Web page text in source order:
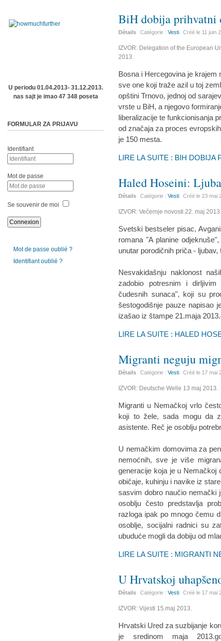
BiH dobija prihvatni
Détails Catégorie :Vesti Créé le 11 juin
IZVOR: Delegation of the European
2013.
Bosna i Hercegovina je krajem
sve one koji traže azil u toj
opštini Trnovo, jednoj od
vrste u BiH, a njegovo
liberalizacije te funkcionisanja
od značaja za proces
je 150 mesta.
LIRE LA SUITE : BIH DOBIJA
Haled Hoseini:
Détails Catégorie :Vesti Créé le23 mai
IZVOR: Večernje novosti 22. maj
Svetski bestseler pisac,
romana "A planine
unutar porodičnih priča -
Nesvakidašnju naklonost
zadobio potresnim i
čudesnih sunaca", koji su
šestogodišnje pauze napisao
izašao iz štampe 21.maja
LIRE LA SUITE : HALED
Migranti neguju
Détails Catégorie :Vesti Créé le 17 mai
IZVOR: Deutsche Welle 13 maj 2013.
Migranti u Nemačkoj vrlo
koji to žele, sada mogu da
asistente. Reč je osoblju
U nemačkim domovima za
nemoćnih, sve je više
generacije koja je u Nemačkoj
običaje, kuhinju i navike iz
sasvim dobro naučio nemački
osoblju često predstavlja
razloga ipak po mnogo čemu
osoblje, socijalni radnici su
ubuduće mogli da dobiju od
LIRE LA SUITE : MIGRANTI
U Hrvatskoj
Détails Catégorie :Vesti Créé le 17 mai
IZVOR: Vijesti 15.maj 2013.
Hrvatski Ured za suzbijanje
je sredinom maja
U periodu 01.04.2013- 31.12.2013.
nas sajt je imao 47 348 poseta
FORMULAR ZA PRIJAVU
Identifiant
Mot de passe
Se souvenir de moi
Mot de passe oublié ?
Identifiant oublié ?